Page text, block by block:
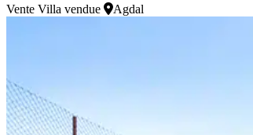
Vente Villa vendue Agdal